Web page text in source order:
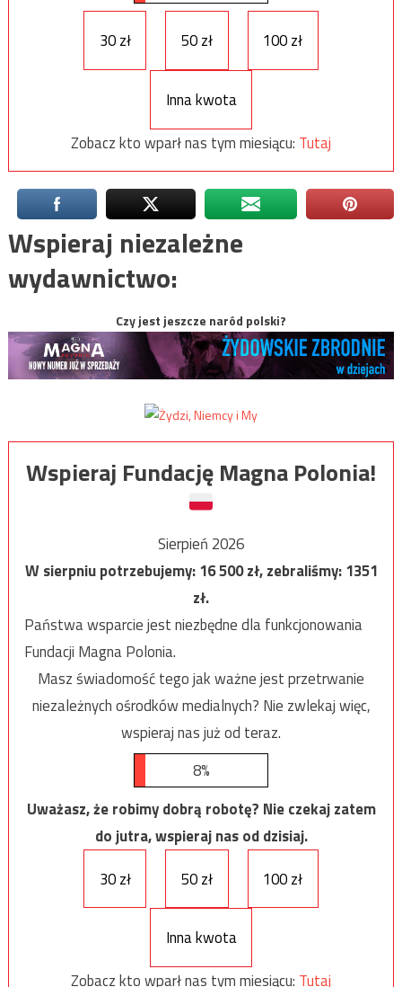
30 zł 50 zł 100 zł
Inna kwota
Zobacz kto wparł nas tym miesiącu: Tutaj
Wspieraj niezależne
wydawnictwo:
Czy jest jeszcze naród polski?
Wspieraj Fundację Magna Polonia!
Sierpień 2026
W sierpniu potrzebujemy:16 500zł, zebraliśmy:1351
zł.
Państwa wsparcie jest niezbędne dla funkcjonowania
Fundacji Magna Polonia.
Masz świadomość tego jak ważne jest przetrwanie
niezależnych ośrodków medialnych? Nie zwlekaj więc,
wspieraj nas już od teraz.
8%
Uważasz, że robimy dobrą robotę? Nie czekaj zatem
do jutra, wspieraj nas od dzisiaj.
30 zł
50 zł 100 zł
Inna kwota
Zobacz kto wparł nas tym miesiącu: Tutaj